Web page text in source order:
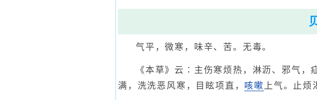
气平，微寒，味辛、苦。无毒。
《本草》云∶主伤寒烦热，淋沥、邪气，
满，洗洗恶风寒，目眩项直， 咳嗽上气。止烦